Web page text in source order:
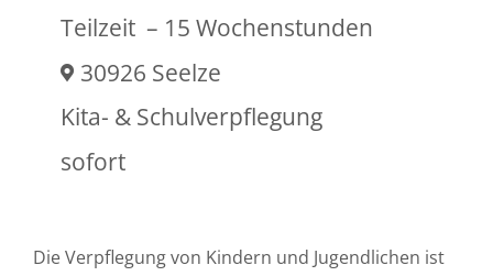
Teilzeit– 15 Wochenstunden
30926 Seelze
Kita- & Schulverpflegung
sofort
Die Verpflegung von Kindern und Jugendlichen ist